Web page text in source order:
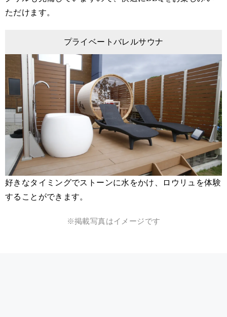
ただけます。
プライベートバレルサウナ
好きなタイミングでストーンに水をかけ、ロウリュを体験
することができます。
※掲載写真はイメージです